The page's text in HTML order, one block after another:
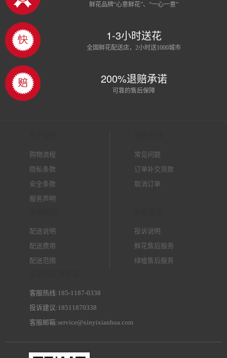
鲜花品牌“心意鲜花”、“一心一意”
1-3小时送花
全国鲜花配送店，2小时送1000城市
200%退赔承诺
可靠的售后保障
购物流程
隐私条款
安全条款
服务声明
常见问题
订单补交货款
取消订单
配送说明
配送费用
配送范围
投诉说明
鲜花售后服务
绿植售后服务
客服热线:185-1187-0338
投诉建议:18511870338
客服邮箱:service@xinyixianhua.com